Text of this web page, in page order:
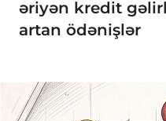
əriyən kredit
artan ödənişlər